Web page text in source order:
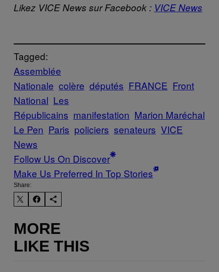
Likez VICE News sur Facebook : VICE News
Tagged:
Assemblée
Nationale colère députés FRANCE Front
National Les
Républicains manifestation Marion Maréchal
Le Pen Paris policiers senateurs VICE
News
Follow Us On Discover
Make Us Preferred In Top Stories
Share:
MORE
LIKE THIS